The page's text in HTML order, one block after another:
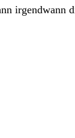
irgendwann